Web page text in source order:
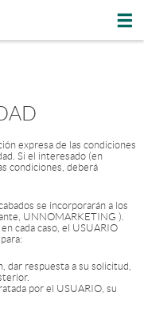
expresa de las condiciones
Si el interesado (en
condiciones, deberá
se incorporarán a los
UNNOMARKETING ).
cada caso, el USUARIO
dar respuesta a su solicitud,
por el USUARIO, su